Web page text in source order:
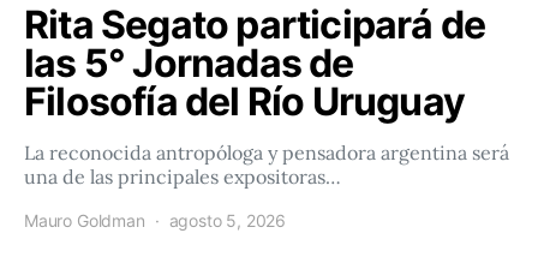
Rita Segato participará de
las 5° Jornadas de
Filosofía del Río Uruguay
La reconocida antropóloga y pensadora argentina será
una de las principales expositoras…
Mauro Goldman agosto 5, 2026